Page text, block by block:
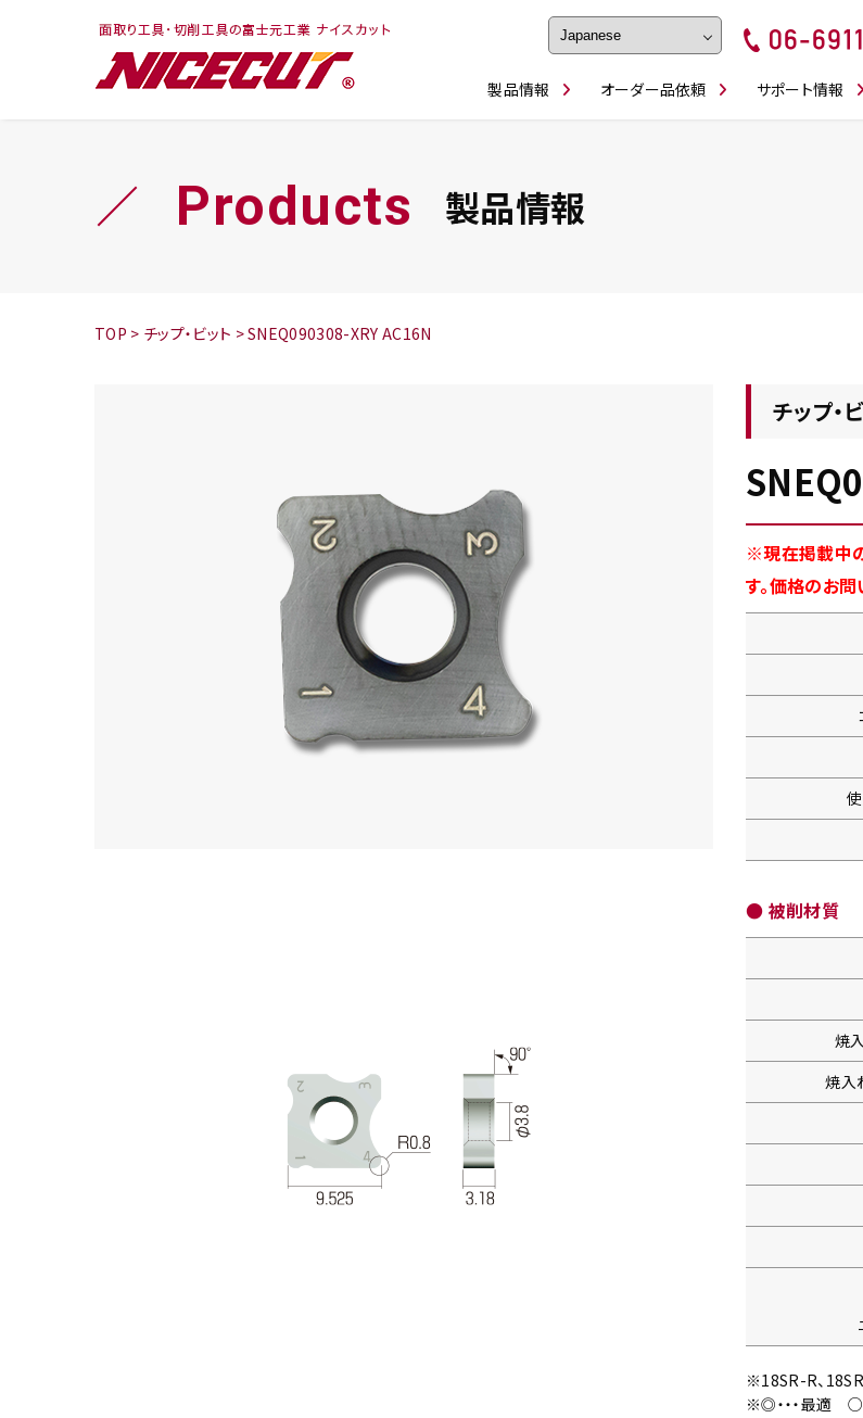
製品情報 オーダー品依頼
フェイス・ショルダーシリーズ 磨きの鬼
サポート情報
Products 製品情報
TOP > チップ・ビット >SNEQ090308-XRY AC16N
チップ・
※現在掲載中
す。価格のお
● 被削材質
焼
焼入
※18SR-R、
※◎・・・最適 ○